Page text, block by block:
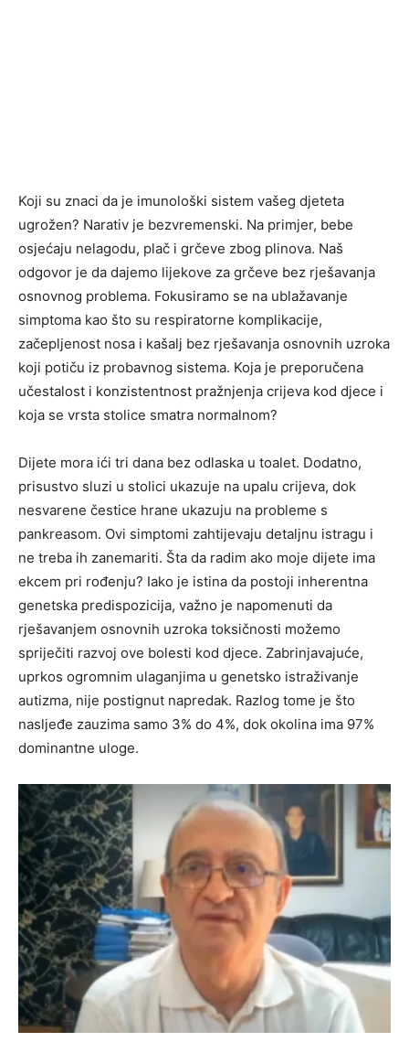
Koji su znaci da je imunološki sistem vašeg djeteta
ugrožen? Narativ je bezvremenski. Na primjer, bebe
osjećaju nelagodu, plač i grčeve zbog plinova. Naš
odgovor je da dajemo lijekove za grčeve bez rješavanja
osnovnog problema. Fokusiramo se na ublažavanje
simptoma kao što su respiratorne komplikacije,
začepljenost nosa i kašalj bez rješavanja osnovnih uzroka
koji potiču iz probavnog sistema. Koja je preporučena
učestalost i konzistentnost pražnjenja crijeva kod djece i
koja se vrsta stolice smatra normalnom?
Dijete mora ići tri dana bez odlaska u toalet. Dodatno,
prisustvo sluzi u stolici ukazuje na upalu crijeva, dok
nesvarene čestice hrane ukazuju na probleme s
pankreasom. Ovi simptomi zahtijevaju detaljnu istragu i
ne treba ih zanemariti. Šta da radim ako moje dijete ima
ekcem pri rođenju? Iako je istina da postoji inherentna
genetska predispozicija, važno je napomenuti da
rješavanjem osnovnih uzroka toksičnosti možemo
spriječiti razvoj ove bolesti kod djece. Zabrinjavajuće,
uprkos ogromnim ulaganjima u genetsko istraživanje
autizma, nije postignut napredak. Razlog tome je što
nasljeđe zauzima samo 3% do 4%, dok okolina ima 97%
dominantne uloge.